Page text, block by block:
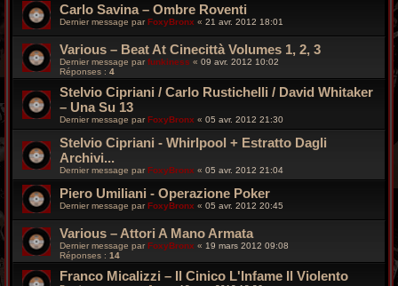
Carlo Savina – Ombre Roventi
Dernier message parFoxyBronx « 21 avr. 2012 18:01
Various ‎– Beat At Cinecittà Volumes 1, 2, 3
Dernier message par funkiness « 09 avr. 2012 10:02
Réponses : 4
Stelvio Cipriani / Carlo Rustichelli / David Whitaker
– Una Su 13
Dernier message par FoxyBronx « 05 avr. 2012 21:30
Stelvio Cipriani - Whirlpool + Estratto Dagli
Archivi...
Dernier message par FoxyBronx « 05 avr. 2012 21:04
Piero Umiliani - Operazione Poker
Dernier message parFoxyBronx « 05 avr. 2012 20:45
Various – Attori A Mano Armata
Dernier message par FoxyBronx « 19 mars 2012 09:08
Réponses : 14
Franco Micalizzi – Il Cinico L'Infame Il Violento